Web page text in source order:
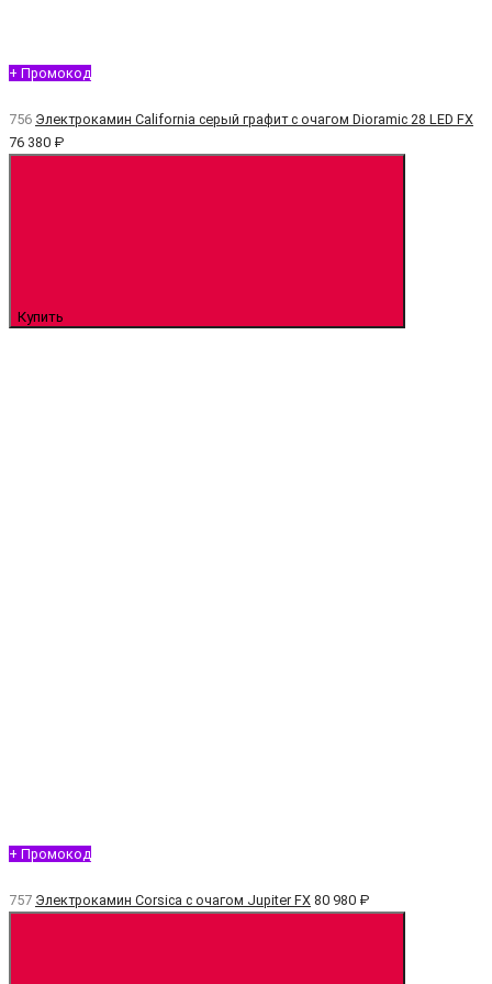
+ Промокод
756 Электрокамин California серый графит с очагом Dioramic 28 LED FX
76 380 ₽
Купить
+ Промокод
757 Электрокамин Corsica с очагом Jupiter FX 80 980 ₽